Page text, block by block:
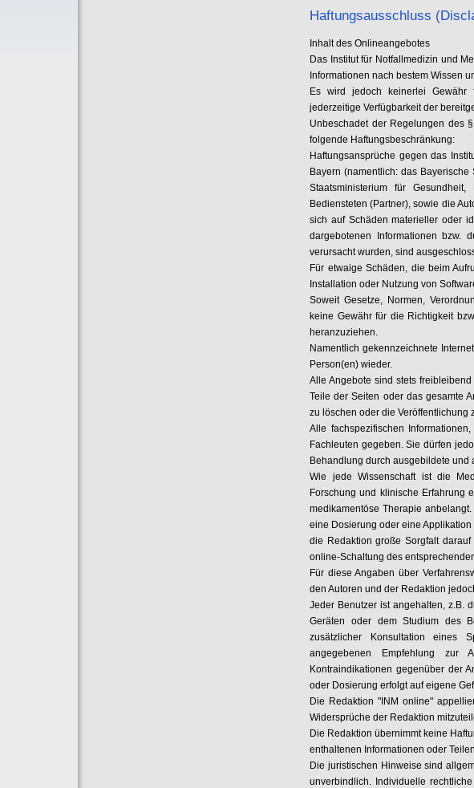
Haftungsausschluss
Inhalt des Onlineangebotes
Das Institut für Notfallmedizin und
Informationen nach bestem Wissen
Es wird jedoch keinerlei Gewähr
jederzeitige Verfügbarkeit der
Unbeschadet der Regelungen des
folgende Haftungsbeschränkung:
Haftungsansprüche gegen das
Bayern (namentlich: das
Staatsministerium für
Bediensteten (Partner), sowie die
sich auf Schäden materieller oder
dargebotenen Informationen bzw.
verursacht wurden, sind
Für etwaige Schäden, die beim
Installation oder Nutzung von
Soweit Gesetze, Normen,
keine Gewähr für die Richtigkeit
heranzuziehen.
Namentlich gekennzeichnete
Person(en) wieder.
Alle Angebote sind stets
Teile der Seiten oder das gesamte
zu löschen oder die
Alle fachspezifischen
Fachleuten gegeben. Sie dürfen
Behandlung durch ausgebildete
Wie jede Wissenschaft ist die
Forschung und klinische Erfahrung
medikamentöse Therapie
eine Dosierung oder eine
die Redaktion große Sorgfalt
online-Schaltung des
Für diese Angaben über
den Autoren und der Redaktion
Jeder Benutzer ist angehalten, z.B.
Geräten oder dem Studium des
zusätzlicher Konsultation eines
angegebenen Empfehlung zur
Kontraindikationen gegenüber der
oder Dosierung erfolgt auf eigene
Die Redaktion "INM online"
Widersprüche der Redaktion
Die Redaktion übernimmt keine
enthaltenen Informationen oder
Die juristischen Hinweise sind
unverbindlich. Individuelle